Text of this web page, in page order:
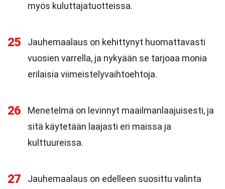
myös kuluttajatuotteissa.
25
Jauhemaalaus on kehittynyt huomattavasti
vuosien varrella, ja nykyään se tarjoaa monia
erilaisia viimeistelyvaihtoehtoja.
26
Menetelmä on levinnyt maailmanlaajuisesti, ja
sitä käytetään laajasti eri maissa ja
kulttuureissa.
27
Jauhemaalaus on edelleen suosittu valinta